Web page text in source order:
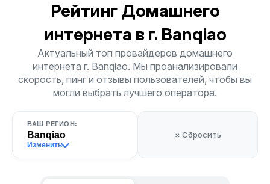
Рейтинг Домашнего
интернета в г. Banqiao
Актуальный топ провайдеров домашнего
интернета г. Banqiao. Мы проанализировали
скорость, пинг и отзывы пользователей, чтобы вы
могли выбрать лучшего оператора.
ВАШ РЕГИОН:
Banqiao
Изменить
× Сбросить